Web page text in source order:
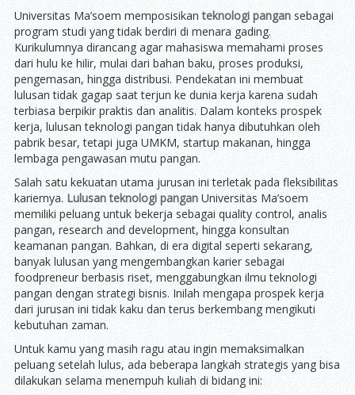
Universitas Ma’soem memposisikanteknologi pangansebagai
program studi yang tidak berdiri di menara gading.
Kurikulumnya dirancang agar mahasiswa memahami proses
dari hulu ke hilir, mulai dari bahan baku, proses produksi,
pengemasan, hingga distribusi. Pendekatan ini membuat
lulusan tidak gagap saat terjun ke dunia kerja karena sudah
terbiasa berpikir praktis dan analitis. Dalam konteks prospek
kerja, lulusan teknologi pangan tidak hanya dibutuhkan oleh
pabrik besar, tetapi juga UMKM, startup makanan, hingga
lembaga pengawasan mutu pangan.
Salah satu kekuatan utama jurusan ini terletak pada fleksibilitas
kariernya. Lulusan teknologi panganUniversitas Ma’soem
memiliki peluang untuk bekerja sebagai quality control, analis
pangan, research and development, hingga konsultan
keamanan pangan. Bahkan, di era digital seperti sekarang,
banyak lulusan yang mengembangkan karier sebagai
foodpreneur berbasis riset, menggabungkan ilmu teknologi
pangan dengan strategi bisnis. Inilah mengapa prospek kerja
dari jurusan ini tidak kaku dan terus berkembang mengikuti
kebutuhan zaman.
Untuk kamu yang masih ragu atau ingin memaksimalkan
peluang setelah lulus, ada beberapa langkah strategis yang bisa
dilakukan selama menempuh kuliah di bidang ini: